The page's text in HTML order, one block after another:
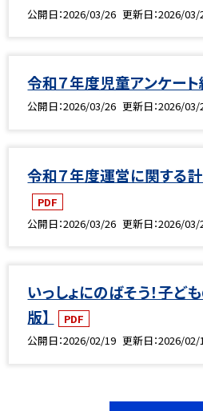
公開日 2026/03/26 更新日 2026/03/
令和７年度児童アンケー
公開日 2026/03/26 更新日 2026/03/
令和７年度運営に関する計
PDF
公開日 2026/03/26 更新日 2026/03/
いっしょにのばそう！子ど
版】
PDF
公開日 2026/02/19 更新日 2026/02/